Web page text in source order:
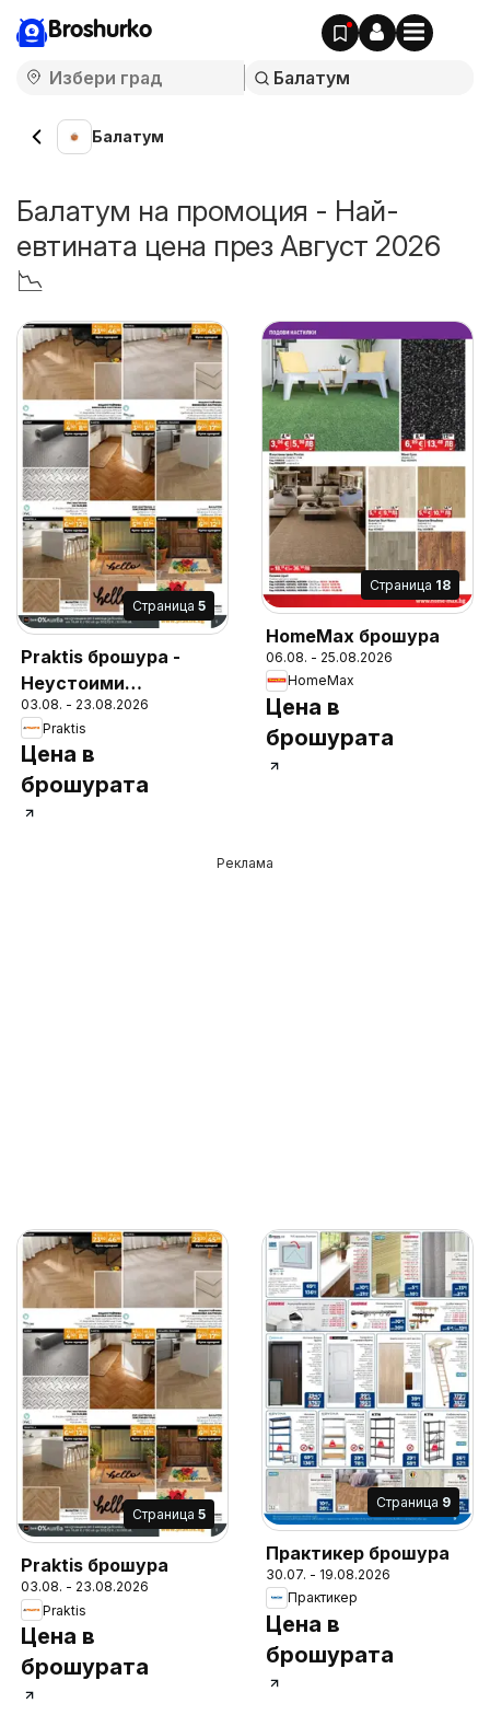
Broshurko
Балатум
Балатум на промоция - Най-
евтината цена през Август 2026
📉
Cтраница 5
Praktis брошура -
Неустоими
предложения
03.08. - 23.08.2026
Praktis
Цена в
брошурата
Cтраница 18
HomeMax брошура
06.08. - 25.08.2026
HomeMax
Цена в
брошурата
Реклама
Cтраница 5
Praktis брошура
03.08. - 23.08.2026
Praktis
Цена в
брошурата
Cтраница 9
Практикер брошура
30.07. - 19.08.2026
Практикер
Цена в
брошурата